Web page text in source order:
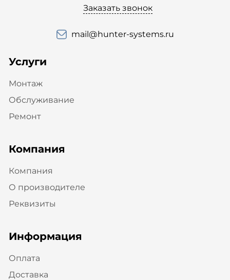
Заказать звонок
mail@hunter-systems.ru
Услуги
Монтаж
Обслуживание
Ремонт
Компания
Компания
О производителе
Реквизиты
Информация
Оплата
Доставка